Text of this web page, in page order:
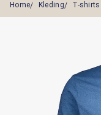
Home Kleding T-shirts